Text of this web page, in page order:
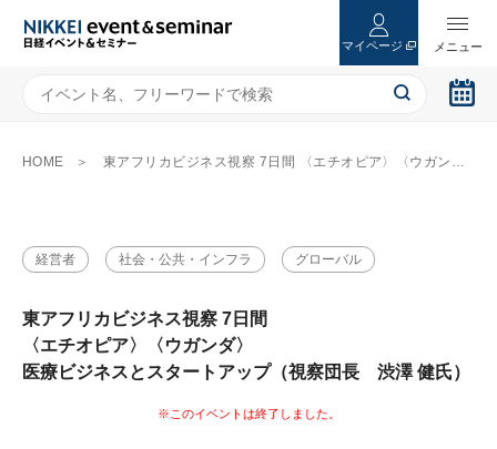
マイページ
HOME 東アフリカビジネス視察 7日間 〈エチオピア〉〈ウガンダ〉 医療ビジネスとスタートアップ（視察団長 渋澤 健氏）
経営者 社会・公共・インフラ グローバル
東アフリカビジネス視察 7日間
〈エチオピア〉〈ウガンダ〉
医療ビジネスとスタートアップ（視察団長 渋澤 健氏）